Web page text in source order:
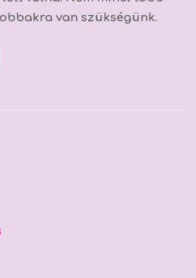
van szükségünk.